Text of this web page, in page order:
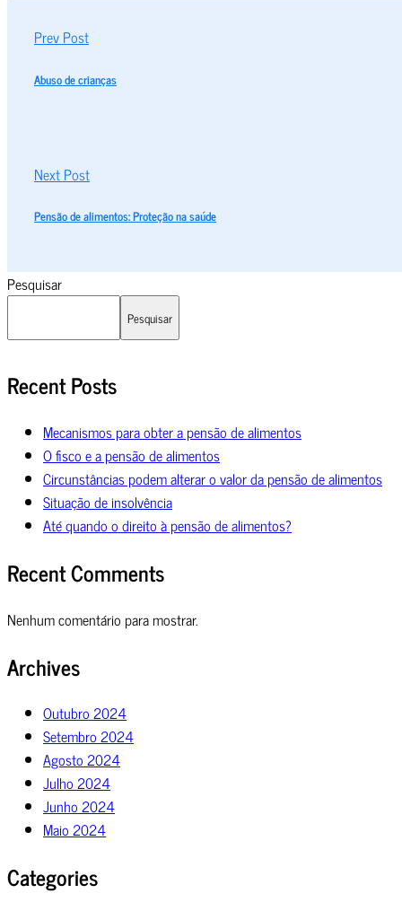
Prev Post
Abuso de crianças
Next Post
Pensão de alimentos: Proteção na saúde
Pesquisar
Pesquisar
Recent Posts
Mecanismos para obter a pensão de alimentos
O fisco e a pensão de alimentos
Circunstâncias podem alterar o valor da pensão de alimentos
Situação de insolvência
Até quando o direito à pensão de alimentos?
Recent Comments
Nenhum comentário para mostrar.
Archives
Outubro 2024
Setembro 2024
Agosto 2024
Julho 2024
Junho 2024
Maio 2024
Categories